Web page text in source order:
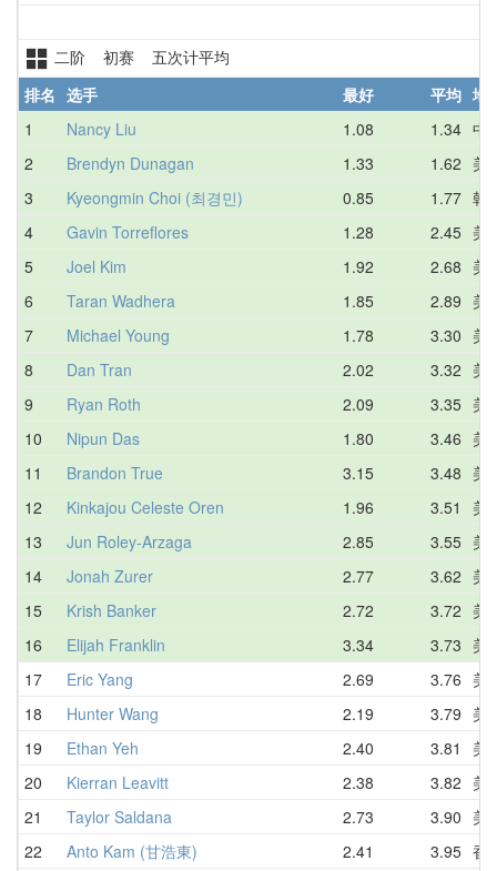
二阶 初赛 五次计平均
排名 选手 最好 平均 地
1
Nancy Liu 1.08 1.34 中
2
Brendyn Dunagan 1.33 1.62 美
3
Kyeongmin Choi (최경민) 0.85 1.77 韩
4
Gavin Torreflores 1.28 2.45 美
5
Joel Kim 1.92 2.68 美
6
Taran Wadhera 1.85 2.89 美
7
Michael Young 1.78 3.30 美
8
Dan Tran 2.02 3.32 美
9
Ryan Roth 2.09 3.35 美
10
Nipun Das 1.80 3.46 美
11
Brandon True 3.15 3.48 美
12
Kinkajou Celeste Oren 1.96 3.51
美
13
Jun Roley-Arzaga 2.85 3.55 美
14
Jonah Zurer 2.77 3.62 美
15
Krish Banker 2.72 3.72 美
16
Elijah Franklin 3.34 3.73 美
17
Eric Yang 2.69 3.76 美
18
Hunter Wang 2.19 3.79 美
19
Ethan Yeh 2.40 3.81
美
20
Kierran Leavitt 2.38 3.82 美
21
Taylor Saldana 2.73 3.90 美
22
Anto Kam (甘浩東) 2.41 3.95 香